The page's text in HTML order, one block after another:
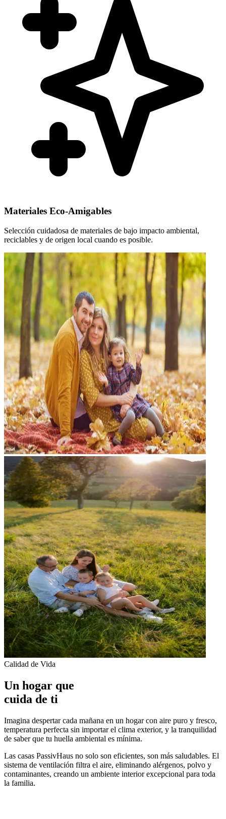
Materiales Eco-Amigables
Selección cuidadosa de materiales de bajo impacto ambiental,
reciclables y de origen local cuando es posible.
Calidad de Vida
Un hogar que
cuida de ti
Imagina despertar cada mañana en un hogar con aire puro y fresco,
temperatura perfecta sin importar el clima exterior, y la tranquilidad
de saber que tu huella ambiental es mínima.
Las casas PassivHaus no solo son eficientes, son más saludables. El
sistema de ventilación filtra el aire, eliminando alérgenos, polvo y
contaminantes, creando un ambiente interior excepcional para toda
la familia.